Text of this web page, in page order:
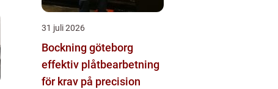
31 juli 2026
Bockning göteborg
effektiv plåtbearbetning
för krav på precision